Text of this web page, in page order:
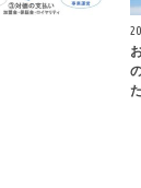
た